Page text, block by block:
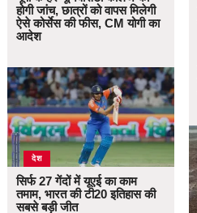
होगी जांच, छात्रों को वापस मिलेगी
ऐसे कोर्सेस की फीस, CM योगी का
आदेश
देश
सिर्फ 27 गेंदों में यूएई का काम
तमाम, भारत की टी20 इतिहास की
सबसे बड़ी जीत